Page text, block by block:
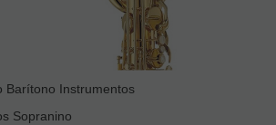
Barítono Instrumentos
Sopranino